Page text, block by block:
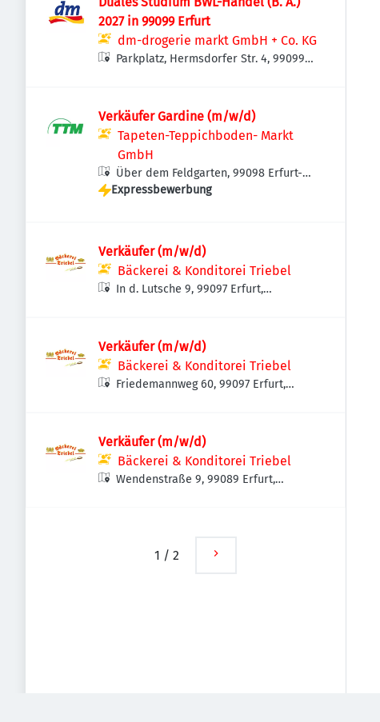
2027 in 99099 Erfurt
dm-drogerie markt GmbH + Co. KG
Parkplatz, Hermsdorfer Str. 4, 99099
Verkäufer Gardine (m/w/d)
Tapeten-Teppichboden- Markt
GmbH
Über dem Feldgarten, 99098 Erfurt-
Linderbach, Deutschland
Expressbewerbung
Verkäufer (m/w/d)
Bäckerei & Konditorei Triebel
In d. Lutsche 9, 99097 Erfurt,
Verkäufer (m/w/d)
Bäckerei & Konditorei Triebel
Friedemannweg 60, 99097 Erfurt,
Verkäufer (m/w/d)
Bäckerei & Konditorei Triebel
Wendenstraße 9, 99089 Erfurt,
1 / 2